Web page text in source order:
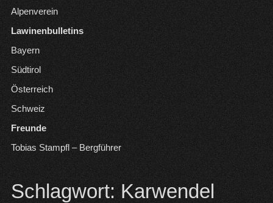
Alpenverein
Lawinenbulletins
Bayern
Südtirol
Österreich
Schweiz
Freunde
Tobias Stampfl – Bergführer
Schlagwort: Karwendel